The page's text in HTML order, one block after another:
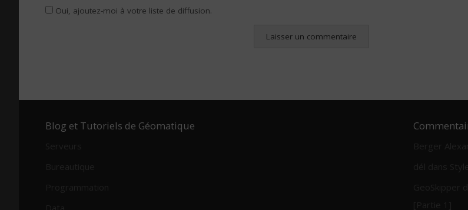
Oui, ajoutez-moi à votre liste de diffusion.
Blog et Tutoriels de Géomatique